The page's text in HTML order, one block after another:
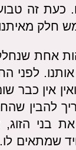
זה
חלק
אחת
לפני
אין כבר
להבין
בני
שמתאים